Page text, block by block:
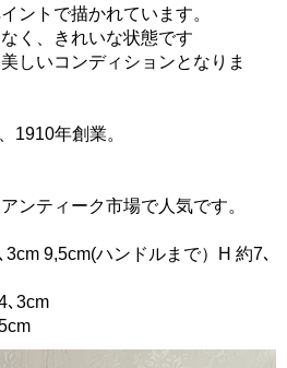
ントで描かれています。
く、きれいな状態です
しいコンディションとなりま
1910年創業。
ンティーク市場で人気です。
9,5cm(ハンドルまで）H 約7､
3cm